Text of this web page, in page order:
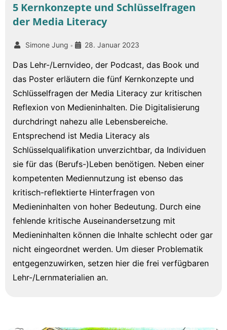
5 Kernkonzepte und Schlüsselfragen
der Media Literacy
Simone Jung • 28. Januar 2023
Das Lehr-/Lernvideo, der Podcast, das Book und
das Poster erläutern die fünf Kernkonzepte und
Schlüsselfragen der Media Literacy zur kritischen
Reflexion von Medieninhalten. Die Digitalisierung
durchdringt nahezu alle Lebensbereiche.
Entsprechend ist Media Literacy als
Schlüsselqualifikation unverzichtbar, da Individuen
sie für das (Berufs-)Leben benötigen. Neben einer
kompetenten Mediennutzung ist ebenso das
kritisch-reflektierte Hinterfragen von
Medieninhalten von hoher Bedeutung. Durch eine
fehlende kritische Auseinandersetzung mit
Medieninhalten können die Inhalte schlecht oder gar
nicht eingeordnet werden. Um dieser Problematik
entgegenzuwirken, setzen hier die frei verfügbaren
Lehr-/Lernmaterialien an.